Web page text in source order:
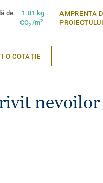
de
1.81 kg
CO2/m2
AMPRENTA
O COTAȚIE